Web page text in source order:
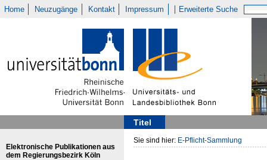
Home Neuzugänge Kontakt Impressum Erweiterte Suche
Titel
Elektronische Publikationen aus
dem Regierungsbezirk Köln
Sie sind hier: E-Pflicht-Sammlung